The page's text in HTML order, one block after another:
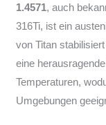
1.4571, auch
316Ti, ist ein
von Titan
eine
Temperaturen,
Umgebungen